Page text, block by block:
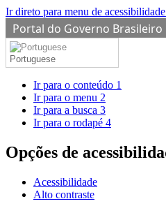
Ir direto para menu de
Portal do Governo Brasileiro
Portuguese
Ir para o conteúdo 1
Ir para o menu 2
Ir para a busca 3
Ir para o rodapé 4
Opções de
Acessibilidade
Alto contraste